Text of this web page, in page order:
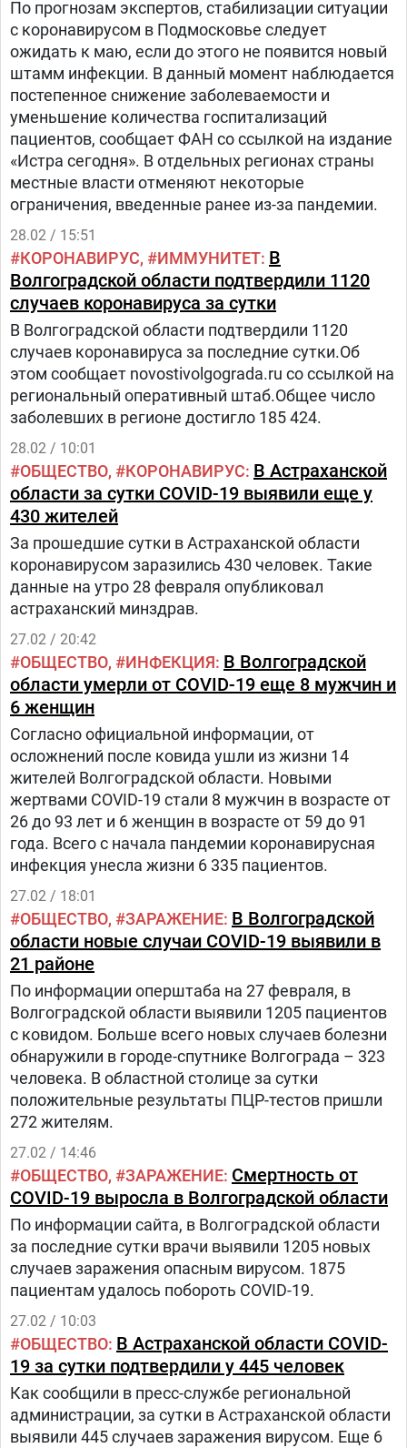
По прогнозам экспертов, стабилизации ситуации
с коронавирусом в Подмосковье следует
ожидать к маю, если до этого не появится новый
штамм инфекции. В данный момент наблюдается
постепенное снижение заболеваемости и
уменьшение количества госпитализаций
пациентов, сообщает ФАН со ссылкой на издание
«Истра сегодня». В отдельных регионах страны
местные власти отменяют некоторые
ограничения, введенные ранее из-за пандемии.
28.02 / 15:51
КОРОНАВИРУС ИММУНИТЕТ В
Волгоградской области подтвердили 1120
случаев коронавируса за сутки
В Волгоградской области подтвердили 1120
случаев коронавируса за последние сутки.Об
этом сообщает novostivolgograda.ru со ссылкой на
региональный оперативный штаб.Общее число
заболевших в регионе достигло 185 424.
28.02 / 10:01
ОБЩЕСТВО КОРОНАВИРУС В Астраханской
области за сутки COVID-19 выявили еще у
430 жителей
За прошедшие сутки в Астраханской области
коронавирусом заразились 430 человек. Такие
данные на утро 28 февраля опубликовал
астраханский минздрав.
27.02 / 20:42
ОБЩЕСТВО ИНФЕКЦИЯ В Волгоградской
области умерли от COVID-19 еще 8 мужчин и
6 женщин
Согласно официальной информации, от
осложнений после ковида ушли из жизни 14
жителей Волгоградской области. Новыми
жертвами COVID-19 стали 8 мужчин в возрасте от
26 до 93 лет и 6 женщин в возрасте от 59 до 91
года. Всего с начала пандемии коронавирусная
инфекция унесла жизни 6 335 пациентов.
27.02 / 18:01
ОБЩЕСТВО ЗАРАЖЕНИЕ В Волгоградской
области новые случаи COVID-19 выявили в
21 районе
По информации оперштаба на 27 февраля, в
Волгоградской области выявили 1205 пациентов
с ковидом. Больше всего новых случаев болезни
обнаружили в городе-спутнике Волгограда – 323
человека. В областной столице за сутки
положительные результаты ПЦР-тестов пришли
272 жителям.
27.02 / 14:46
ОБЩЕСТВО ЗАРАЖЕНИЕ Смертность от
COVID-19 выросла в Волгоградской области
По информации сайта, в Волгоградской области
за последние сутки врачи выявили 1205 новых
случаев заражения опасным вирусом. 1875
пациентам удалось побороть СOVID-19.
27.02 / 10:03
ОБЩЕСТВО В Астраханской области COVID-
19 за сутки подтвердили у 445 человек
Как сообщили в пресс-службе региональной
администрации, за сутки в Астраханской области
выявили 445 случаев заражения вирусом. Еще 6